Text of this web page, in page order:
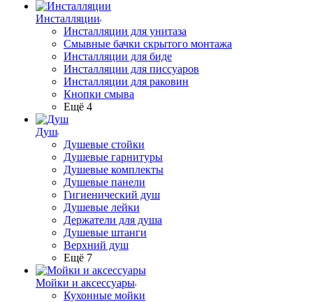
Инсталляции
Инсталляции для унитаза
Смывные бачки скрытого монтажа
Инсталляции для биде
Инсталляции для писсуаров
Инсталляции для раковин
Кнопки смыва
Ещё 4
Душ
Душевые стойки
Душевые гарнитуры
Душевые комплекты
Душевые панели
Гигиенический душ
Душевые лейки
Держатели для душа
Душевые штанги
Верхний душ
Ещё 7
Мойки и аксессуары
Кухонные мойки